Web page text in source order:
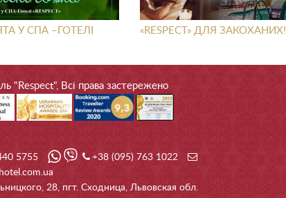
У СПА –ГОТЕЛІ
«RESPECT» ДЛЯ ЗАКОХАНИХ!
"Respect", Всі права застережено
5755
+38 (095) 763 1022
28, пгт. Сходница, Львовская обл.